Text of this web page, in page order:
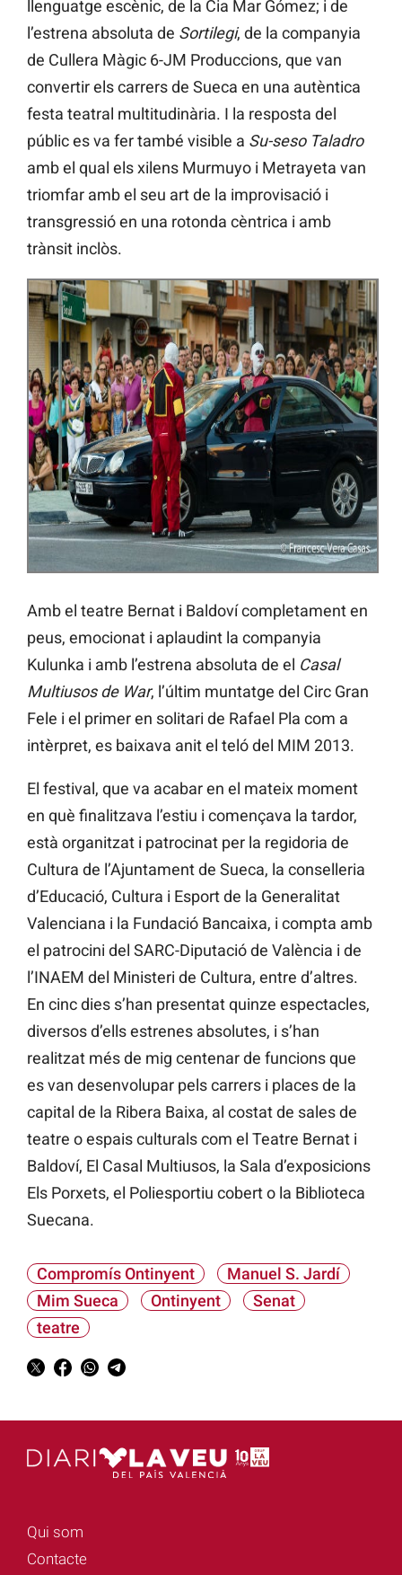
llenguatge escènic, de la Cia Mar Gómez; i de
l’estrena absoluta de Sortilegi, de la companyia
de Cullera Màgic 6-JM Produccions, que van
convertir els carrers de Sueca en una autèntica
festa teatral multitudinària. I la resposta del
públic es va fer també visible a Su-seso Taladro
amb el qual els xilens Murmuyo i Metrayeta van
triomfar amb el seu art de la improvisació i
transgressió en una rotonda cèntrica i amb
trànsit inclòs.
Amb el teatre Bernat i Baldoví completament en
peus, emocionat i aplaudint la companyia
Kulunka i amb l’estrena absoluta de el Casal
Multiusos de War, l’últim muntatge del Circ Gran
Fele i el primer en solitari de Rafael Pla com a
intèrpret, es baixava anit el teló del MIM 2013.
El festival, que va acabar en el mateix moment
en què finalitzava l’estiu i començava la tardor,
està organitzat i patrocinat per la regidoria de
Cultura de l’Ajuntament de Sueca, la conselleria
d’Educació, Cultura i Esport de la Generalitat
Valenciana i la Fundació Bancaixa, i compta amb
el patrocini del SARC-Diputació de València i de
l’INAEM del Ministeri de Cultura, entre d’altres.
En cinc dies s’han presentat quinze espectacles,
diversos d’ells estrenes absolutes, i s’han
realitzat més de mig centenar de funcions que
es van desenvolupar pels carrers i places de la
capital de la Ribera Baixa, al costat de sales de
teatre o espais culturals com el Teatre Bernat i
Baldoví, El Casal Multiusos, la Sala d’exposicions
Els Porxets, el Poliesportiu cobert o la Biblioteca
Suecana.
Compromís Ontinyent
Manuel S. Jardí
Mim Sueca
Ontinyent
Senat
teatre
Qui som
Contacte